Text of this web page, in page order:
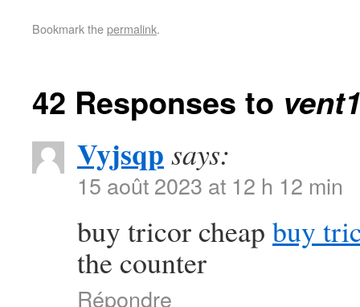
Bookmark thepermalink.
42 Responses to
Vyjsqp says:
15 août 2023 at 12 h 12 min
buy tricor cheap buy
the counter
Répondre